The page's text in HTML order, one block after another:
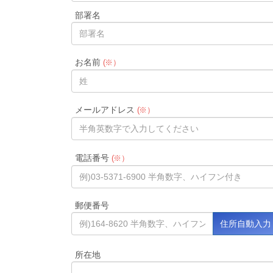
部署名
お名前(※）
メールアドレス (※）
電話番号(※）
郵便番号
所在地